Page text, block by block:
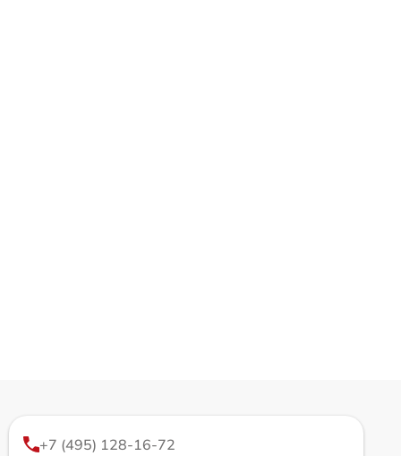
+7 (495) 128-16-72